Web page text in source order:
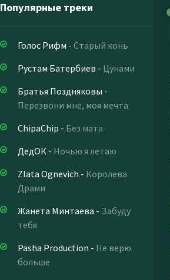
Популярные треки
Голос Рифм - Старый конь
Рустам Батербиев - Цунами
Братья Поздняковы -
Перезвони мне, моя мечта
ChipaChip - Без мата
ДедОК - Ночью я летаю
Zlata Ognevich - Королева
Драми
Жанета Минтаева - Забуду
тебя
Pasha Production - Не верю
больше